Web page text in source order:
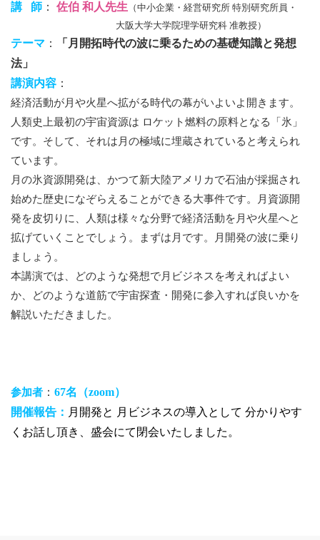
講 師 ： 佐伯 和人先生 （中小企業・経営研究所 特別研究所員・
大阪大学大学院理学研究科 准教授）
テーマ ：
「月開拓時代の波に乗るための基礎知識と発想
法」
講演内容 ：
経済活動が月や火星へ拡がる時代の幕がいよいよ開きます。
人類史上最初の宇宙資源は ロケット燃料の原料となる「氷」
です。そして、それは月の極域に埋蔵されていると考えられ
ています。
月の氷資源開発は、かつて新大陸アメリカで石油が採掘され
始めた歴史になぞらえることができる大事件です。月資源開
発を皮切りに、人類は様々な分野で経済活動を月や火星へと
拡げていくことでしょう。まずは月です。月開発の波に乗り
ましょう。
本講演では、どのような発想で月ビジネスを考えればよい
か、どのような道筋で宇宙探査・開発に参入すれば良いかを
解説いただきました。
参加者 ： 67名（zoom）
開催報告： 月開発と 月ビジネスの導入として 分かりやす
くお話し頂き、盛会にて閉会いたしました。